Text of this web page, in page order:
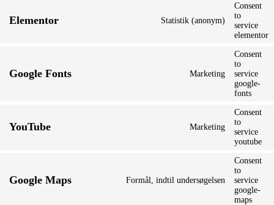
Elementor Statistik (anonym)
Consent
to
service
elementor
Google Fonts Marketing
Consent
to
service
google-
fonts
YouTube Marketing
Consent
to
service
youtube
Google Maps Formål, indtil undersøgelsen
Consent
to
service
google-
maps